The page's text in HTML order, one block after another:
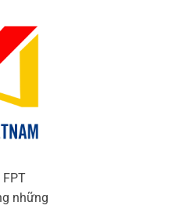
những